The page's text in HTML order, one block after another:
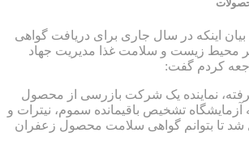
بیان اینکه در سال جاری برای دریافت گواهی
محیط زیست و سلامت غذا مدیریت جهاد
کردم گفت:
نماینده یک شرکت بازرسی از محصول
آزمایشگاه تشخیص باقیمانده سموم، نیترات و
تا بتوانم گواهی سلامت محصول زعفران